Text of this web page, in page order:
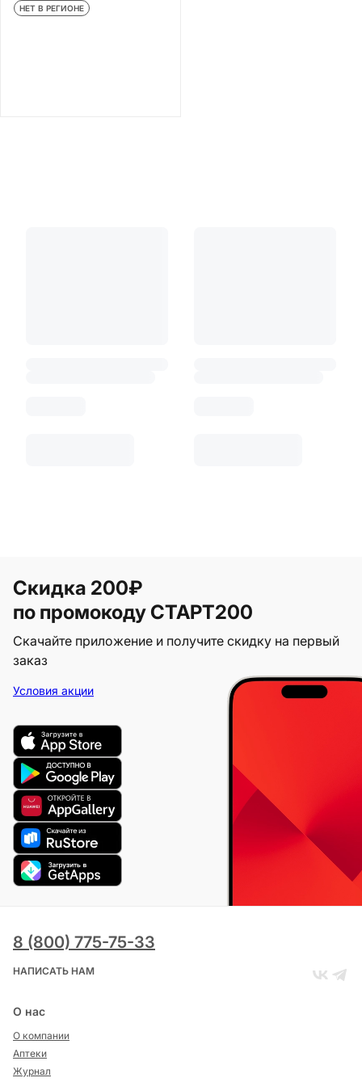
НЕТ В РЕГИОНЕ
Скидка 200₽
по промокоду СТАРТ200
Скачайте приложение и получите скидку на первый
заказ
Условия акции
8 (800) 775-75-33
НАПИСАТЬ НАМ
О нас
О компании
Аптеки
Журнал